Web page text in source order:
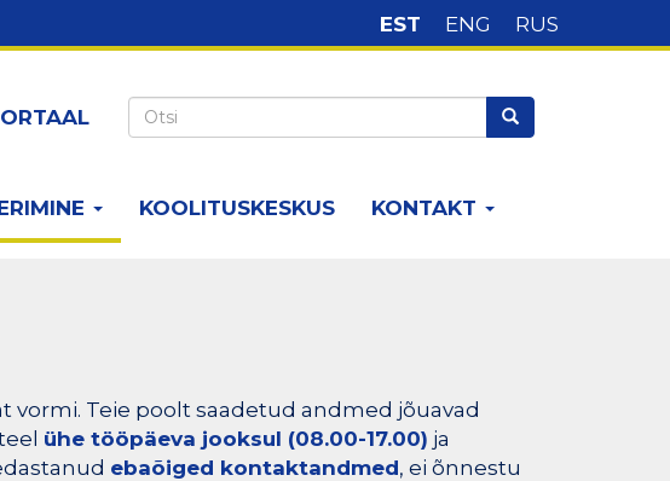
Keelte
valik
EST ENG RUS
Otsi Otsi
KOOLITUSKESKUS KONTAKT
Teie poolt saadetud andmed jõuavad
ühe tööpäeva jooksul (08.00-17.00) ja
ebaõiged kontaktandmed, ei õnnestu